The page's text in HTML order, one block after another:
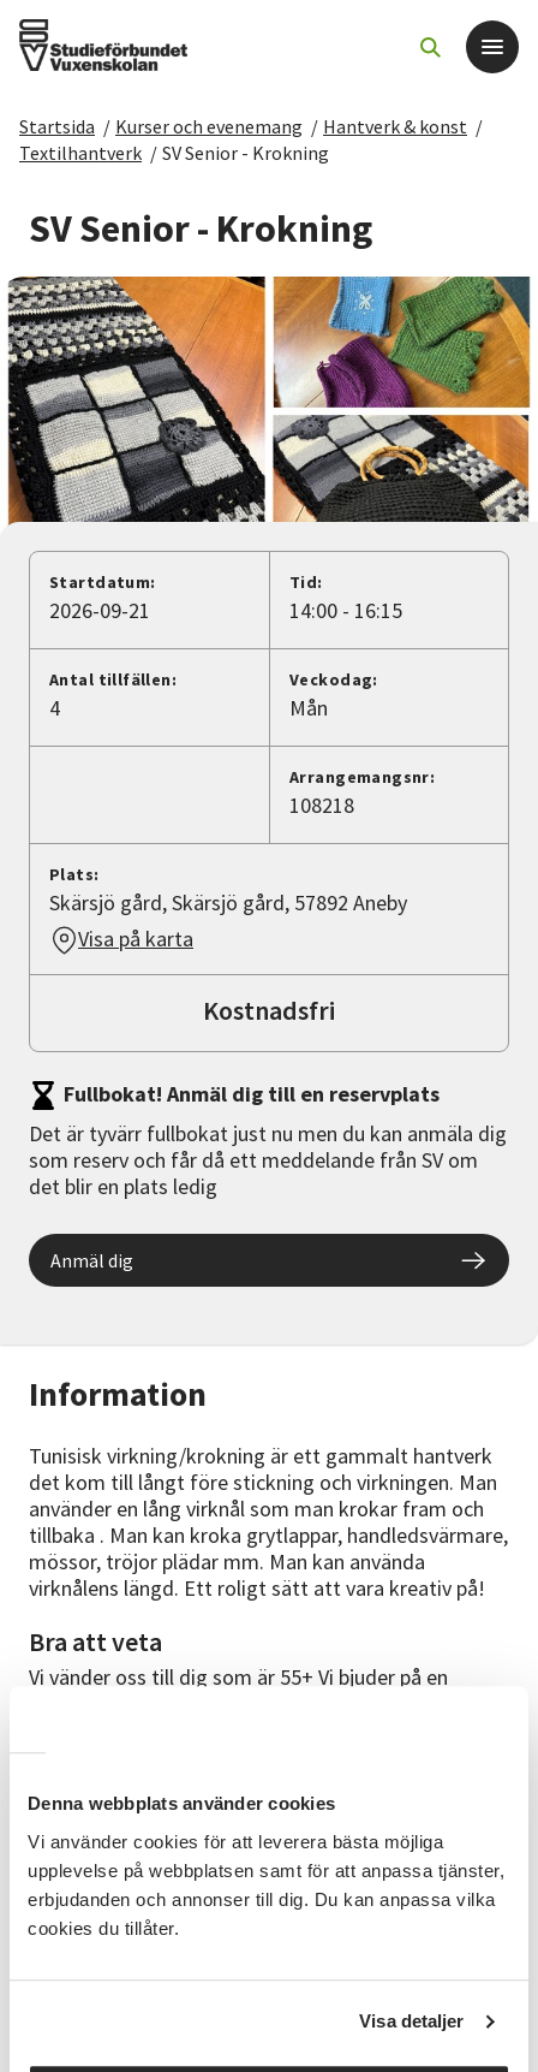
Denna webbplats använder cookies
Vi använder cookies för att leverera bästa möjliga
upplevelse på webbplatsen samt för att anpassa tjänster,
erbjudanden och annonser till dig. Du kan anpassa vilka
cookies du tillåter.
Visa detaljer
Det här gör vi
För dig som
Sök kurser och evenemang
Om SV
Starta studiecirkel
Cirkelledare
Nyheter
Avdelningar
Lyssna
Startsida / Kurser och evenemang / Hantverk & konst /
Textilhantverk / SV Senior - Krokning
SV Senior - Krokning
Information
Tunisisk virkning/krokning är ett gammalt hantverk
det kom till långt före stickning och virkningen. Man
använder en lång virknål som man krokar fram och
tillbaka . Man kan kroka grytlappar, handledsvärmare,
mössor, tröjor plädar mm. Man kan använda
virknålens längd. Ett roligt sätt att vara kreativ på!
Bra att veta
Vi vänder oss till dig som är 55+ Vi bjuder på en
som används med swish till ledaren. Vill du ta med
datum: 21/9, 28/9, 5/10 och 12/10
Ledare
Carina – en kreativ själ som brinner för hantverk! Hon
delar gärna med sig av sin kunskap, inspirerar och
Kontakta verksamhetsutvecklare Veronica Åberg
Startdatum:
2026-09-21
Tid:
14:00 - 16:15
Antal tillfällen:
4
Veckodag:
Mån
Arrangemangsnr:
108218
Plats:
Skärsjö gård, Skärsjö gård, 57892 Aneby
Visa på karta
Kostnadsfri
Fullbokat! Anmäl dig till en reservplats
Det är tyvärr fullbokat just nu men du kan anmäla dig
som reserv och får då ett meddelande från SV om
det blir en plats ledig
Anmäl dig